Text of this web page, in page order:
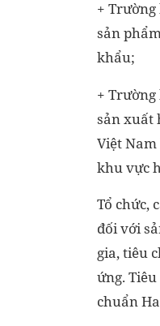
+
sản
khẩu;
+
sản xuất
Việt
khu vực
Tổ chức,
đối với
gia, tiêu
ứng.
chuẩn